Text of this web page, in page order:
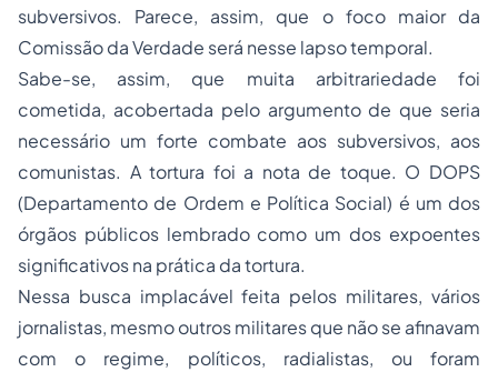
subversivos. Parece, assim, que o foco maior da
Comissão da Verdade será nesse lapso temporal.
Sabe-se, assim, que muita arbitrariedade foi
cometida, acobertada pelo argumento de que seria
necessário um forte combate aos subversivos, aos
comunistas. A tortura foi a nota de toque. O DOPS
(Departamento de Ordem e Política Social) é um dos
órgãos públicos lembrado como um dos expoentes
significativos na prática da tortura.
Nessa busca implacável feita pelos militares, vários
jornalistas, mesmo outros militares que não se afinavam
com o regime, políticos, radialistas, ou foram